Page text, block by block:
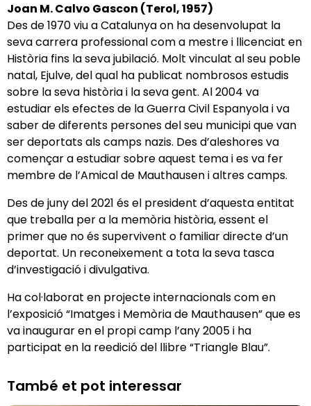
Joan M. Calvo Gascon (Terol, 1957)
Des de 1970 viu a Catalunya on ha desenvolupat la
seva carrera professional com a mestre i llicenciat en
Història fins la seva jubilació. Molt vinculat al seu poble
natal, Ejulve, del qual ha publicat nombrosos estudis
sobre la seva història i la seva gent. Al 2004 va
estudiar els efectes de la Guerra Civil Espanyola i va
saber de diferents persones del seu municipi que van
ser deportats als camps nazis. Des d’aleshores va
començar a estudiar sobre aquest tema i es va fer
membre de l’Amical de Mauthausen i altres camps.
Des de juny del 2021 és el president d’aquesta entitat
que treballa per a la memòria història, essent el
primer que no és supervivent o familiar directe d’un
deportat. Un reconeixement a tota la seva tasca
d’investigació i divulgativa.
Ha col·laborat en projecte internacionals com en
l’exposició “Imatges i Memòria de Mauthausen” que es
va inaugurar en el propi camp l’any 2005 i ha
participat en la reedició del llibre “Triangle Blau”.
També et pot interessar